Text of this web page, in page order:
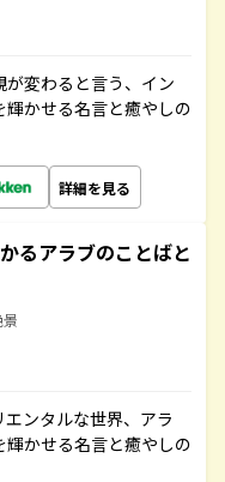
変わると言う、イン
輝かせる名言と癒やしの
詳細を見る
るアラブのことばと
ンタルな世界、アラ
かせる名言と癒やしの